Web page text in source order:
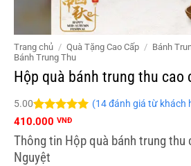
Trang chủ / Quà Tặng Cao Cấp / Bánh
Bánh Trung Thu
Hộp quà bánh trung thu cao
5.00
5.00trên 5
14
(14đánh giá từ khách
410.000 VNĐ
Thông tin Hộp quà bánh trung thu
Nguyệt